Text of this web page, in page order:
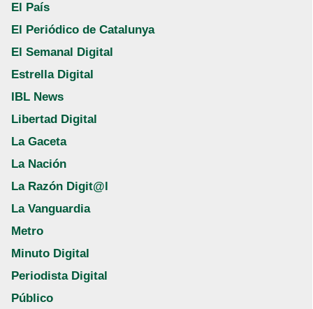
El País
El Periódico de Catalunya
El Semanal Digital
Estrella Digital
IBL News
Libertad Digital
La Gaceta
La Nación
La Razón Digit@l
La Vanguardia
Metro
Minuto Digital
Periodista Digital
Público